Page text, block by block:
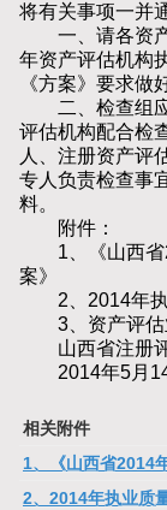
将有关事项一并
一、请各资产
年资产评估机构
《方案》要求做
二、检查组应
评估机构配合检
人、注册资产评
专人负责检查事
料。
附件：
1、《山西省
案》
2、2014年执
3、资产评估
山西省注册评
2014年5月14
相关附件
1、《山西省2014
2、2014年执业质